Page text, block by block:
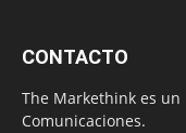
CONTACTO
The Markethink es
Comunicaciones.